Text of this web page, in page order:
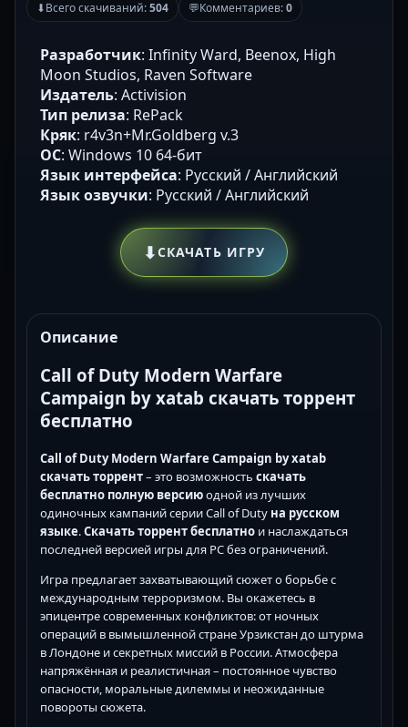
⬇Всего скачиваний:504 💬Комментариев:0
Разработчик: Infinity Ward, Beenox, High
Moon Studios, Raven Software
Издатель: Activision
Тип релиза: RePack
Кряк: r4v3n+Mr.Goldberg v.3
ОС: Windows 10 64-бит
Язык интерфейса: Русский / Английский
Язык озвучки: Русский / Английский
⬇СКАЧАТЬ ИГРУ
Описание
Call of Duty Modern Warfare
Campaign by xatab скачать торрент
бесплатно
Call of Duty Modern Warfare Campaign by xatab
скачать торрент– это возможность скачать
бесплатно полную версиюодной из лучших
одиночных кампаний серии Call of Duty на русском
языке.Скачать торрент бесплатно и наслаждаться
последней версией игры для PC без ограничений.
Игра предлагает захватывающий сюжет о борьбе с
международным терроризмом. Вы окажетесь в
эпицентре современных конфликтов: от ночных
операций в вымышленной стране Урзикстан до штурма
в Лондоне и секретных миссий в России. Атмосфера
напряжённая и реалистичная – постоянное чувство
опасности, моральные дилеммы и неожиданные
повороты сюжета.